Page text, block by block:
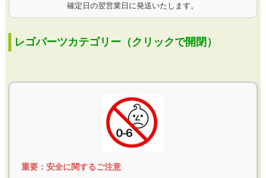
確定日の翌営業日に発送いたします。
レゴパーツカテゴリー（クリックで開閉）
重要：安全に関するご注意